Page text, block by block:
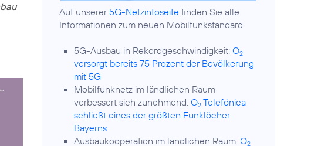
Auf unserer 5G-Netzinfoseite finden Sie alle
Informationen zum neuen Mobilfunkstandard.
5G-Ausbau in Rekordgeschwindigkeit:O2
versorgt bereits 75 Prozent der Bevölkerung
mit 5G
Mobilfunknetz im ländlichen Raum
verbessert sich zunehmend:O2 Telefónica
schließt eines der größten Funklöcher
Bayerns
Ausbaukooperation im ländlichen Raum:O2